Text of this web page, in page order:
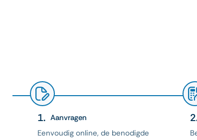
Aanvragen
Eenvoudig online, de benodigde